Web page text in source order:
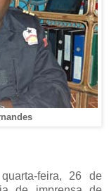
feira, 26 de